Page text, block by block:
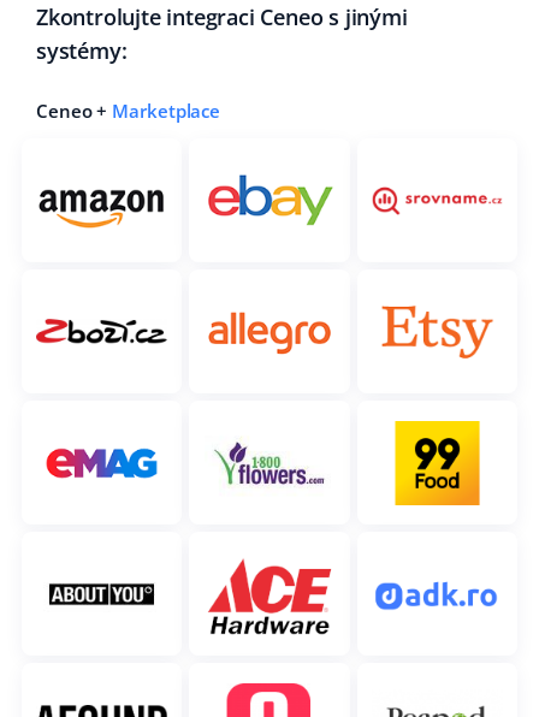
Zkontrolujte integraci Ceneo s jinými
systémy:
Ceneo + Marketplace